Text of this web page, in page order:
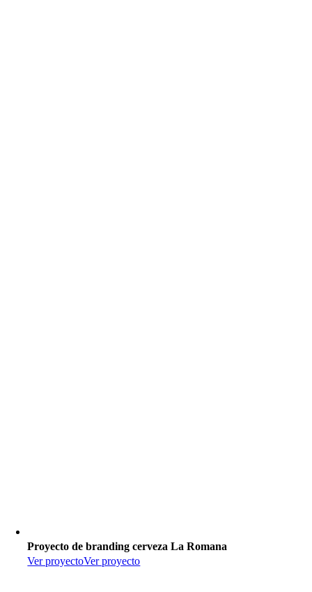
Proyecto de branding cerveza La Romana
Ver proyectoVer proyecto